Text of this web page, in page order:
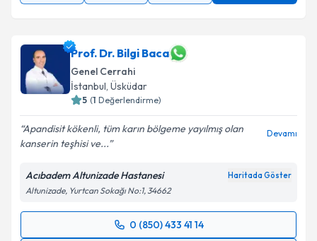
Prof. Dr. Bilgi Baca
Genel Cerrahi
İstanbul, Üsküdar
5 (1 Değerlendirme)
Apandisit kökenli, tüm karın bölgeme yayılmış olan
kanserin teşhisi ve...
Devamı
Acıbadem Altunizade Hastanesi Haritada Göster
Altunizade, Yurtcan Sokağı No:1, 34662
0 (850) 433 41 14
Randevu Takvimi Talebi